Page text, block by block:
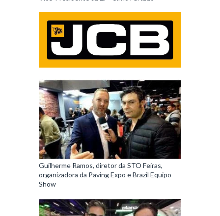
Guilherme Ramos, diretor da STO Feiras,
organizadora da Paving Expo e Brazil Equipo
Show